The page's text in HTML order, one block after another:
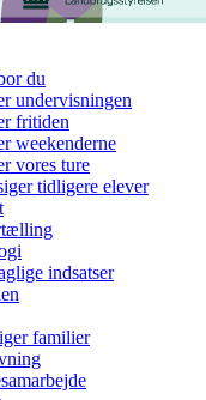
du
undervisningen
fritiden
weekenderne
vores ture
tidligere elever
indsatser
familier